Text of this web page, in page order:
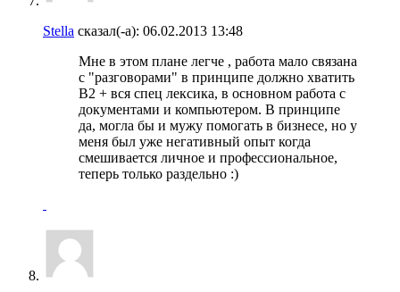
Stella сказал(-а): 06.02.2013 13:48
Мне в этом плане легче , работа мало связана
с "разговорами" в принципе должно хватить
В2 + вся спец лексика, в основном работа с
документами и компьютером. В принципе
да, могла бы и мужу помогать в бизнесе, но у
меня был уже негативный опыт когда
смешивается личное и профессиональное,
теперь только раздельно :)